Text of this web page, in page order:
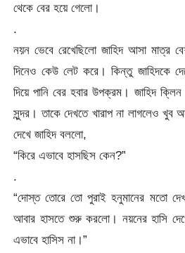
থেকে বের হয়ে গেলো।
.
নয়ন ভেবে রেখেছিলো জাহিদ আসা মাত্র
দিনেও কেউ লেট করে। কিন্তু জাহিদকে
দিয়ে পানি বের হবার উপক্রম। জাহিদ
সুন্দর। তাকে দেখতে খারাপ না লাগলেও খুব
দেখে জাহিদ বললো,
“কিরে এভাবে হাসছিস কেন?”
.
“দোস্ত তোরে তো পুরাই হনুমানের মতো
আবার হাসতে শুরু করলো। নয়নের হাসি
এভাবে হাসিস না।”